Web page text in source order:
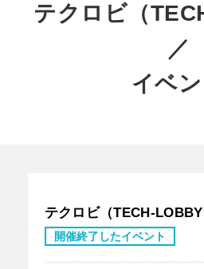
テクロビ（
／
イベン
テクロビ（TECH-
開催終了したイベント